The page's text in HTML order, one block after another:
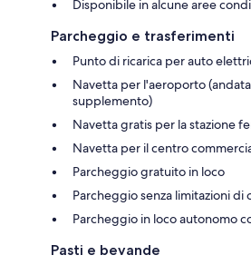
Disponibile in alcune aree
Parcheggio e trasferimenti
Punto di ricarica per auto
Navetta per l'aeroporto
supplemento)
Navetta gratis per la stazione
Navetta per il centro
Parcheggio gratuito in loco
Parcheggio senza limitazioni di
Parcheggio in loco autonomo
Pasti e bevande